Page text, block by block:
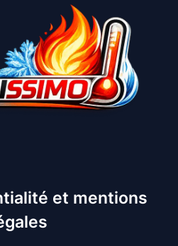
et mentions